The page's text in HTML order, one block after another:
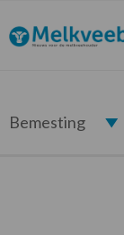
de
hoofdnavigatie
de
hoofd
de
eerste
de
voettekst
Bemesting